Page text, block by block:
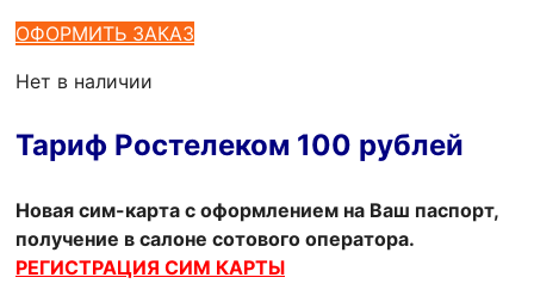
ОФОРМИТЬ ЗАКАЗ
Нет в наличии
Тариф Ростелеком 100 рублей
Новая сим-карта с оформлением на Ваш паспорт,
получение в салоне сотового оператора.
РЕГИСТРАЦИЯ СИМ КАРТЫ